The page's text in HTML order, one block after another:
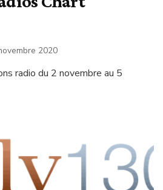
2020
radio du 2 novembre au 5